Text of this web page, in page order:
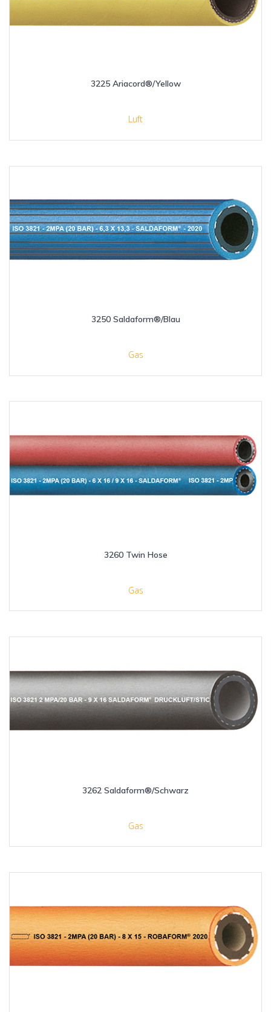
3225 Ariacord®/Yellow
Luft
3250 Saldaform®/Blau
Gas
3260 Twin Hose
Gas
3262 Saldaform®/Schwarz
Gas